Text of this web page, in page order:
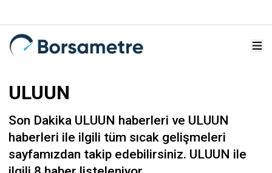
ULUUN
Son Dakika ULUUN haberleri ve ULUUN
haberleri ile ilgili tüm sıcak gelişmeleri
sayfamızdan takip edebilirsiniz. ULUUN ile